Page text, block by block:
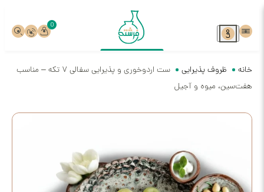
پذیرایی
ست اردوخوری و پذیرایی سفالی ۷ تکه – مناسب
و آجیل